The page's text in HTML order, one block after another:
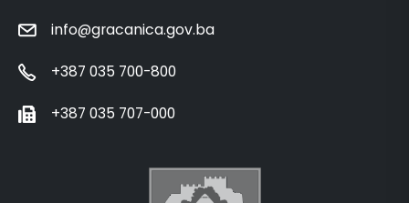
info@gracanica.gov.ba
+387 035 700-800
+387 035 707-000